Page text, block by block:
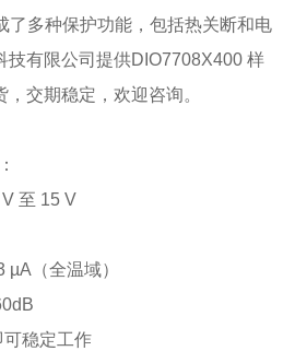
了多种保护功能，包括热关断和电
技有限公司提供DIO7708X400 样
交期稳定，欢迎咨询。
至 15 V
（全温域）
稳定工作